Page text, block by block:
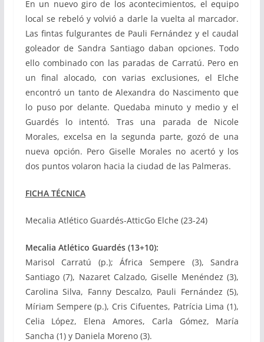
En un nuevo giro de los acontecimientos, el equipo
local se rebeló y volvió a darle la vuelta al marcador.
Las fintas fulgurantes de Pauli Fernández y el caudal
goleador de Sandra Santiago daban opciones. Todo
ello combinado con las paradas de Carratú. Pero en
un final alocado, con varias exclusiones, el Elche
encontró un tanto de Alexandra do Nascimento que
lo puso por delante. Quedaba minuto y medio y el
Guardés lo intentó. Tras una parada de Nicole
Morales, excelsa en la segunda parte, gozó de una
nueva opción. Pero Giselle Morales no acertó y los
dos puntos volaron hacia la ciudad de las Palmeras.
FICHA TÉCNICA
Mecalia Atlético Guardés-AtticGo Elche (23-24)
Mecalia Atlético Guardés (13+10):
Marisol Carratú (p.); África Sempere (3), Sandra
Santiago (7), Nazaret Calzado, Giselle Menéndez (3),
Carolina Silva, Fanny Descalzo, Pauli Fernández (5),
Míriam Sempere (p.), Cris Cifuentes, Patrícia Lima (1),
Celia López, Elena Amores, Carla Gómez, María
Sancha (1) y Daniela Moreno (3).